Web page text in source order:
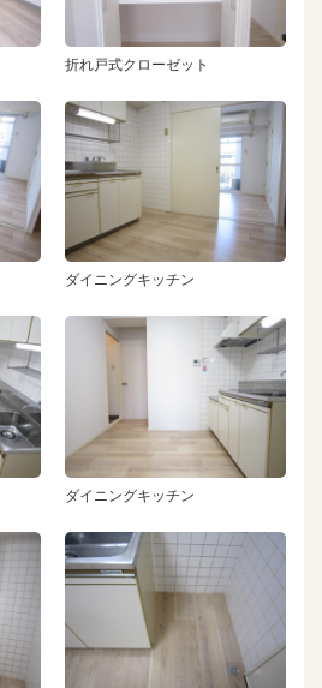
折れ戸式クローゼット
ダイニングキッチン
ダイニングキッチン